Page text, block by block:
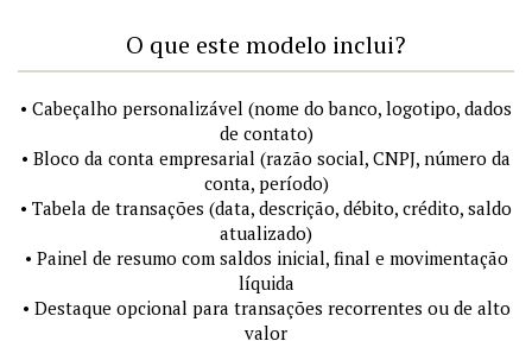
O que este modelo inclui?
• Cabeçalho personalizável (nome do banco, logotipo, dados
de contato)
• Bloco da conta empresarial (razão social, CNPJ, número da
conta, período)
• Tabela de transações (data, descrição, débito, crédito, saldo
atualizado)
• Painel de resumo com saldos inicial, final e movimentação
líquida
• Destaque opcional para transações recorrentes ou de alto
valor